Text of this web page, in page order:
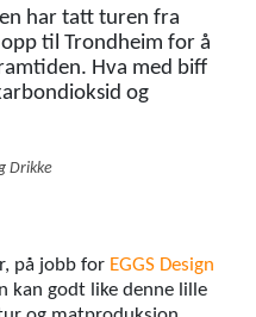
har tatt turen fra
opp til Trondheim for å
Hva med biff
og
Drikke
på jobb for EGGS Design
kan godt like denne lille